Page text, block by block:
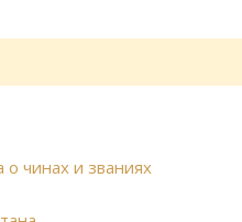
о чинах и званиях